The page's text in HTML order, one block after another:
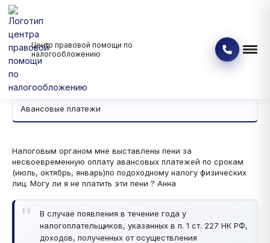
Центр правовой помощи по
налогообложению
Банкротство физических и юридических лиц
Вопрос - ответ
Авансовые платежи
Авансовые платежи
Авансовые платежи
Налоговым органом мне выставлены пени за
несвоевременную оплату авансовых платежей по срокам
(июль, октябрь, январь)по подоходному налогу физических
лиц. Могу ли я не платить эти пени ? Анна
В случае появления в течение года у
налогоплательщиков, указанных в п. 1 ст. 227 НК РФ,
доходов, полученных от осуществления